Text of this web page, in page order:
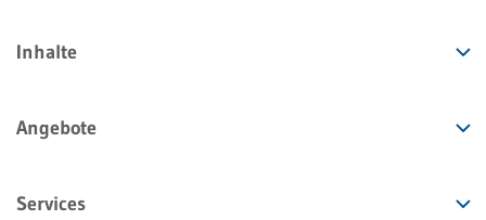
Inhalte
Angebote
Services